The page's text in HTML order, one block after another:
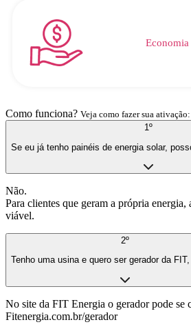
Economia
Como funciona? Veja como fazer sua ativação:
1º
Não.
Para clientes que geram a própria energia,
viável.
2º
No site da FIT Energia o gerador pode se
Fitenergia.com.br/gerador